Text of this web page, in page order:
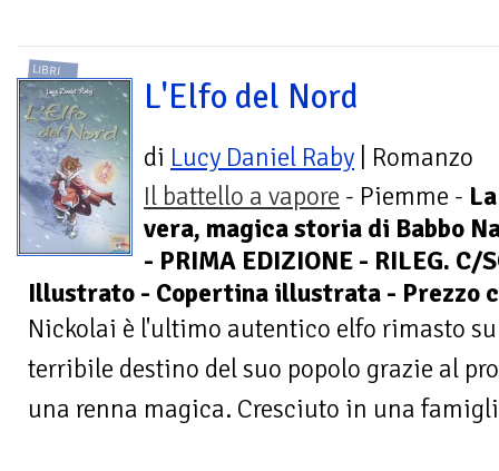
LIBRI
L'Elfo del Nord
di Lucy Daniel Raby | Romanzo
Il battello a vapore - Piemme - La
vera, magica storia di Babbo
- PRIMA EDIZIONE - RILEG. C/
Illustrato - Copertina illustrata - Prezzo
Nickolai è l'ultimo autentico elfo rimasto
terribile destino del suo popolo grazie al
una renna magica. Cresciuto in una